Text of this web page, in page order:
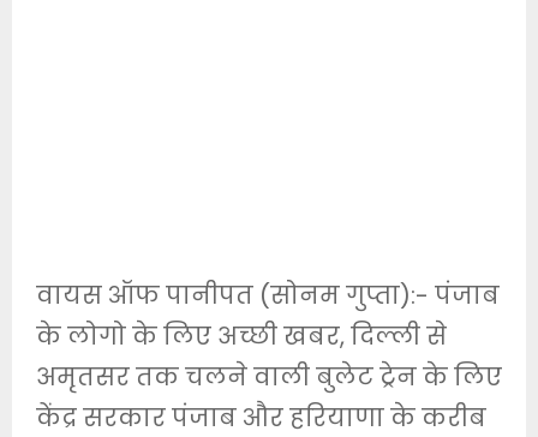
वायस ऑफ पानीपत (सोनम गुप्ता):- पंजाब
के लोगो के लिए अच्छी खबर, दिल्ली से
अमृतसर तक चलने वाली बुलेट ट्रेन के लिए
केंद्र सरकार पंजाब और हरियाणा के करीब